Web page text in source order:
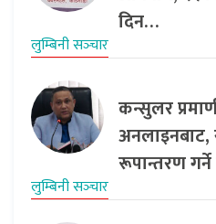
दिन…
लुम्बिनी सञ्‍चार
कन्सुलर
अनलाइनबाट,
रूपान्तरण गर्ने
लुम्बिनी सञ्‍चार